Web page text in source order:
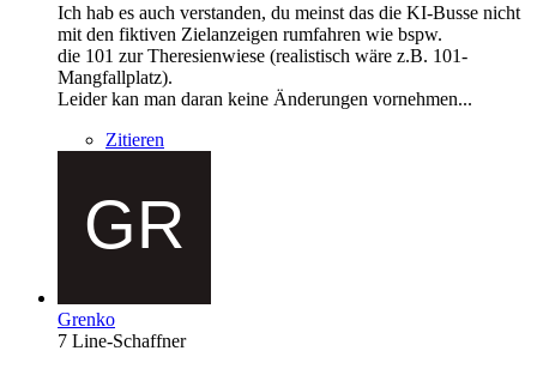
Ich hab es auch verstanden, du meinst das die KI-Busse nicht
mit den fiktiven Zielanzeigen rumfahren wie bspw.
die 101 zur Theresienwiese (realistisch wäre z.B. 101-
Mangfallplatz).
Leider kan man daran keine Änderungen vornehmen...
Zitieren
Grenko
7 Line-Schaffner